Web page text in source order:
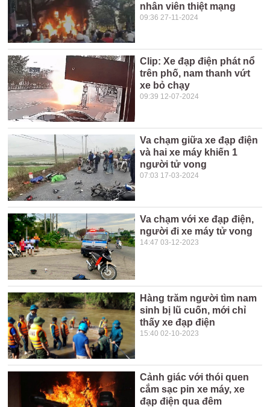
nhân viên thiệt mạng
09:36 27-11-2024
Clip: Xe đạp điện phát nổ
trên phố, nam thanh vứt
xe bỏ chạy
09:39 12-07-2024
Va chạm giữa xe đạp điện
và hai xe máy khiến 1
người tử vong
07:03 17-03-2024
Va chạm với xe đạp điện,
người đi xe máy tử vong
14:47 03-12-2023
Hàng trăm người tìm nam
sinh bị lũ cuốn, mới chỉ
thấy xe đạp điện
15:40 02-10-2023
Cảnh giác với thói quen
cắm sạc pin xe máy, xe
đạp điện qua đêm